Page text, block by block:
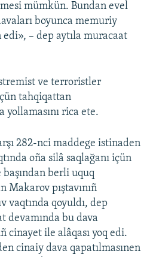
mümkün. Bundan evel
boyunca memuriy
– dep aytıla muracaat
ve terroristler
tahqiqattan
rica ete.
282-nci maddege istinaden
oña silâ saqlağanı içün
başından berli uquq
Makarov pıştavınıñ
vaqtında qoyuldı, dep
devamında bu dava
cinayet ile alâqası yoq edi.
cinaiy dava qapatılmasınen